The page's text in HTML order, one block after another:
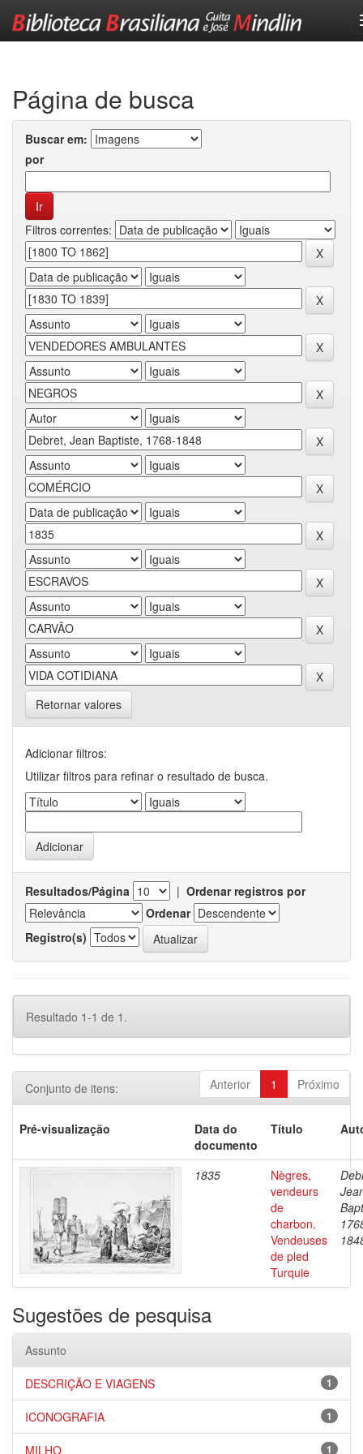
Página de busca
Buscar em:
por
Filtros correntes:
Retornar valores
Adicionar filtros:
Utilizar filtros para refinar o resultado de busca.
Resultados/Página | Ordenar registros por
Ordenar
Registro(s)
Resultado 1-1 de 1.
Anterior 1 Próximo
Conjunto de itens:
Pré-visualização
Data do
documento
Título
1835
Nègres,
vendeurs
de
charbon.
Vendeuses
de pled
Turquie
Sugestões de pesquisa
Assunto
1
DESCRIÇÃO E VIAGENS
1
ICONOGRAFIA
1
MILHO